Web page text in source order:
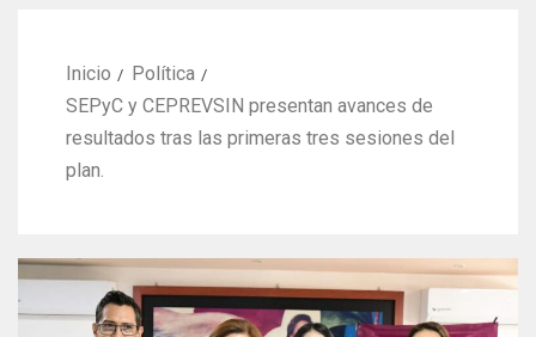
Inicio
Política
SEPyC y CEPREVSIN presentan avances de
resultados tras las primeras tres sesiones del
plan.